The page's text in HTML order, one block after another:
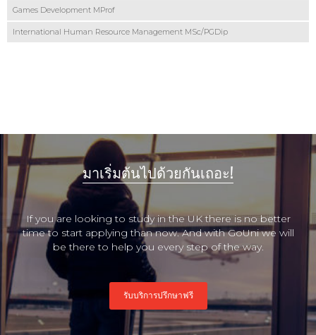
Games Development MProf
International Human Resource Management MSc/PGDip
มาเริ่มต้นไปด้วยกันเถอะ!
If you are looking to study in the UK there is no better
time to start applying than now. And with GoUni we will
be there to help you every step of the way.
รับบริการปรึกษาฟรี